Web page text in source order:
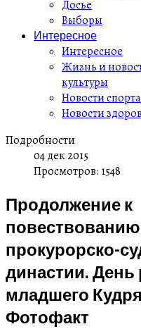
Досье
Выборы
Интересное
Интересное
Жизнь и
культуры
Новости спорта
Новости
Подробности
04 дек 2015
Просмотров: 1548
Продолжение к
прокурорско-
династии.
младшего
Фотофакт